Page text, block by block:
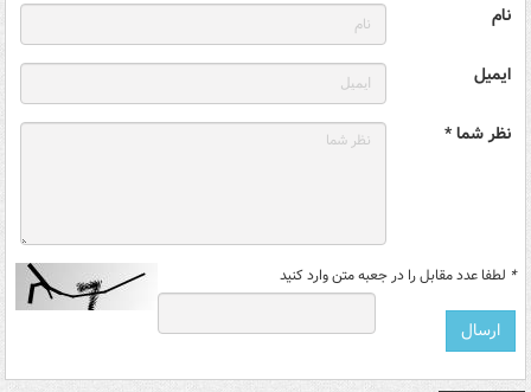
نام
ایمیل
نظر شما *
* لطفا عدد مقابل را در جعبه متن وارد کنید